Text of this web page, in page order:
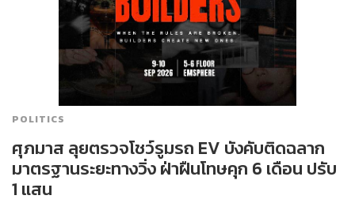
POLITICS
ศุภมาส ลุยตรวจโชว์รูมรถ EV บังคับติดฉลาก
มาตรฐานระยะทางวิ่ง ฝ่าฝืนโทษคุก 6 เดือน ปรับ
1 แสน